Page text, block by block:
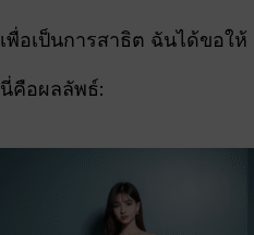
เพื่อเป็นการสาธิต ฉันได้ขอใ
นี่คือผลลัพธ์: